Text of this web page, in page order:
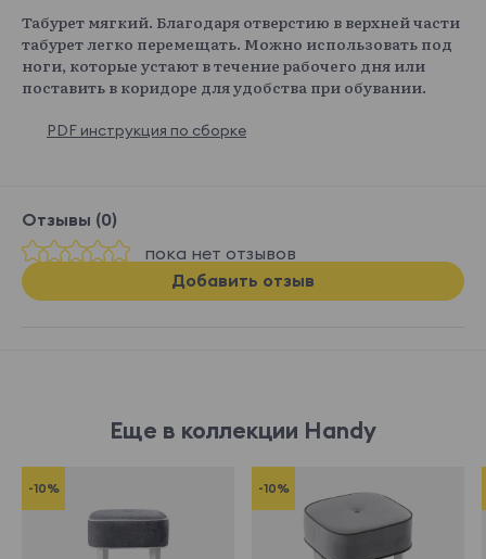
Табурет мягкий. Благодаря отверстию в верхней части
табурет легко перемещать. Можно использовать под
ноги, которые устают в течение рабочего дня или
поставить в коридоре для удобства при обувании.
PDF инструкция по сборке
Отзывы (0)
пока нет отзывов
Добавить отзыв
Еще в коллекции Handy
-10% -10%